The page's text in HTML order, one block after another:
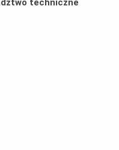
techniczne